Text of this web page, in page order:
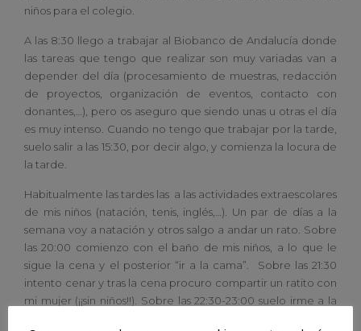
niños para el colegio.
A las 8:30 llego a trabajar al Biobanco de Andalucía donde
las tareas que tengo que realizar son muy variadas van a
depender del día (procesamiento de muestras, redacción
de proyectos, organización de eventos, contacto con
donantes,…), pero os aseguro que siendo unas u otras el día
es muy intenso. Cuando no tengo que trabajar por la tarde,
suelo salir a las 15:30, por decir algo, y comienza la locura de
la tarde.
Habitualmente las tardes las a las actividades extraescolares
de mis niños (natación, tenis, inglés,…). Un par de días a la
semana voy a natación y otros salgo a andar un rato. Sobre
las 20:00 comienzo con el baño de mis niños, a lo que le
sigue la cena y el posterior “ir a la cama”. Sobre las 21:30
intento cenar y tras la cena procuro compartir un ratito con
mi mujer (¡¡sin niños!!). Sobre las 22:30-23:00 suelo irme a la